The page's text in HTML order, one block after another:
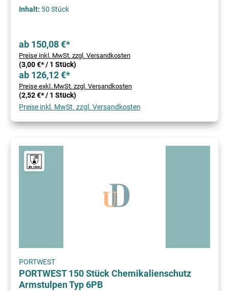
Inhalt: 50 Stück
ab 150,08 €*
Preise inkl. MwSt. zzgl. Versandkosten
(3,00 €* / 1 Stück)
ab 126,12 €*
Preise exkl. MwSt. zzgl. Versandkosten
(2,52 €* / 1 Stück)
Preise inkl. MwSt. zzgl. Versandkosten
PORTWEST
PORTWEST 150 Stück Chemikalienschutz
Armstulpen Typ 6PB